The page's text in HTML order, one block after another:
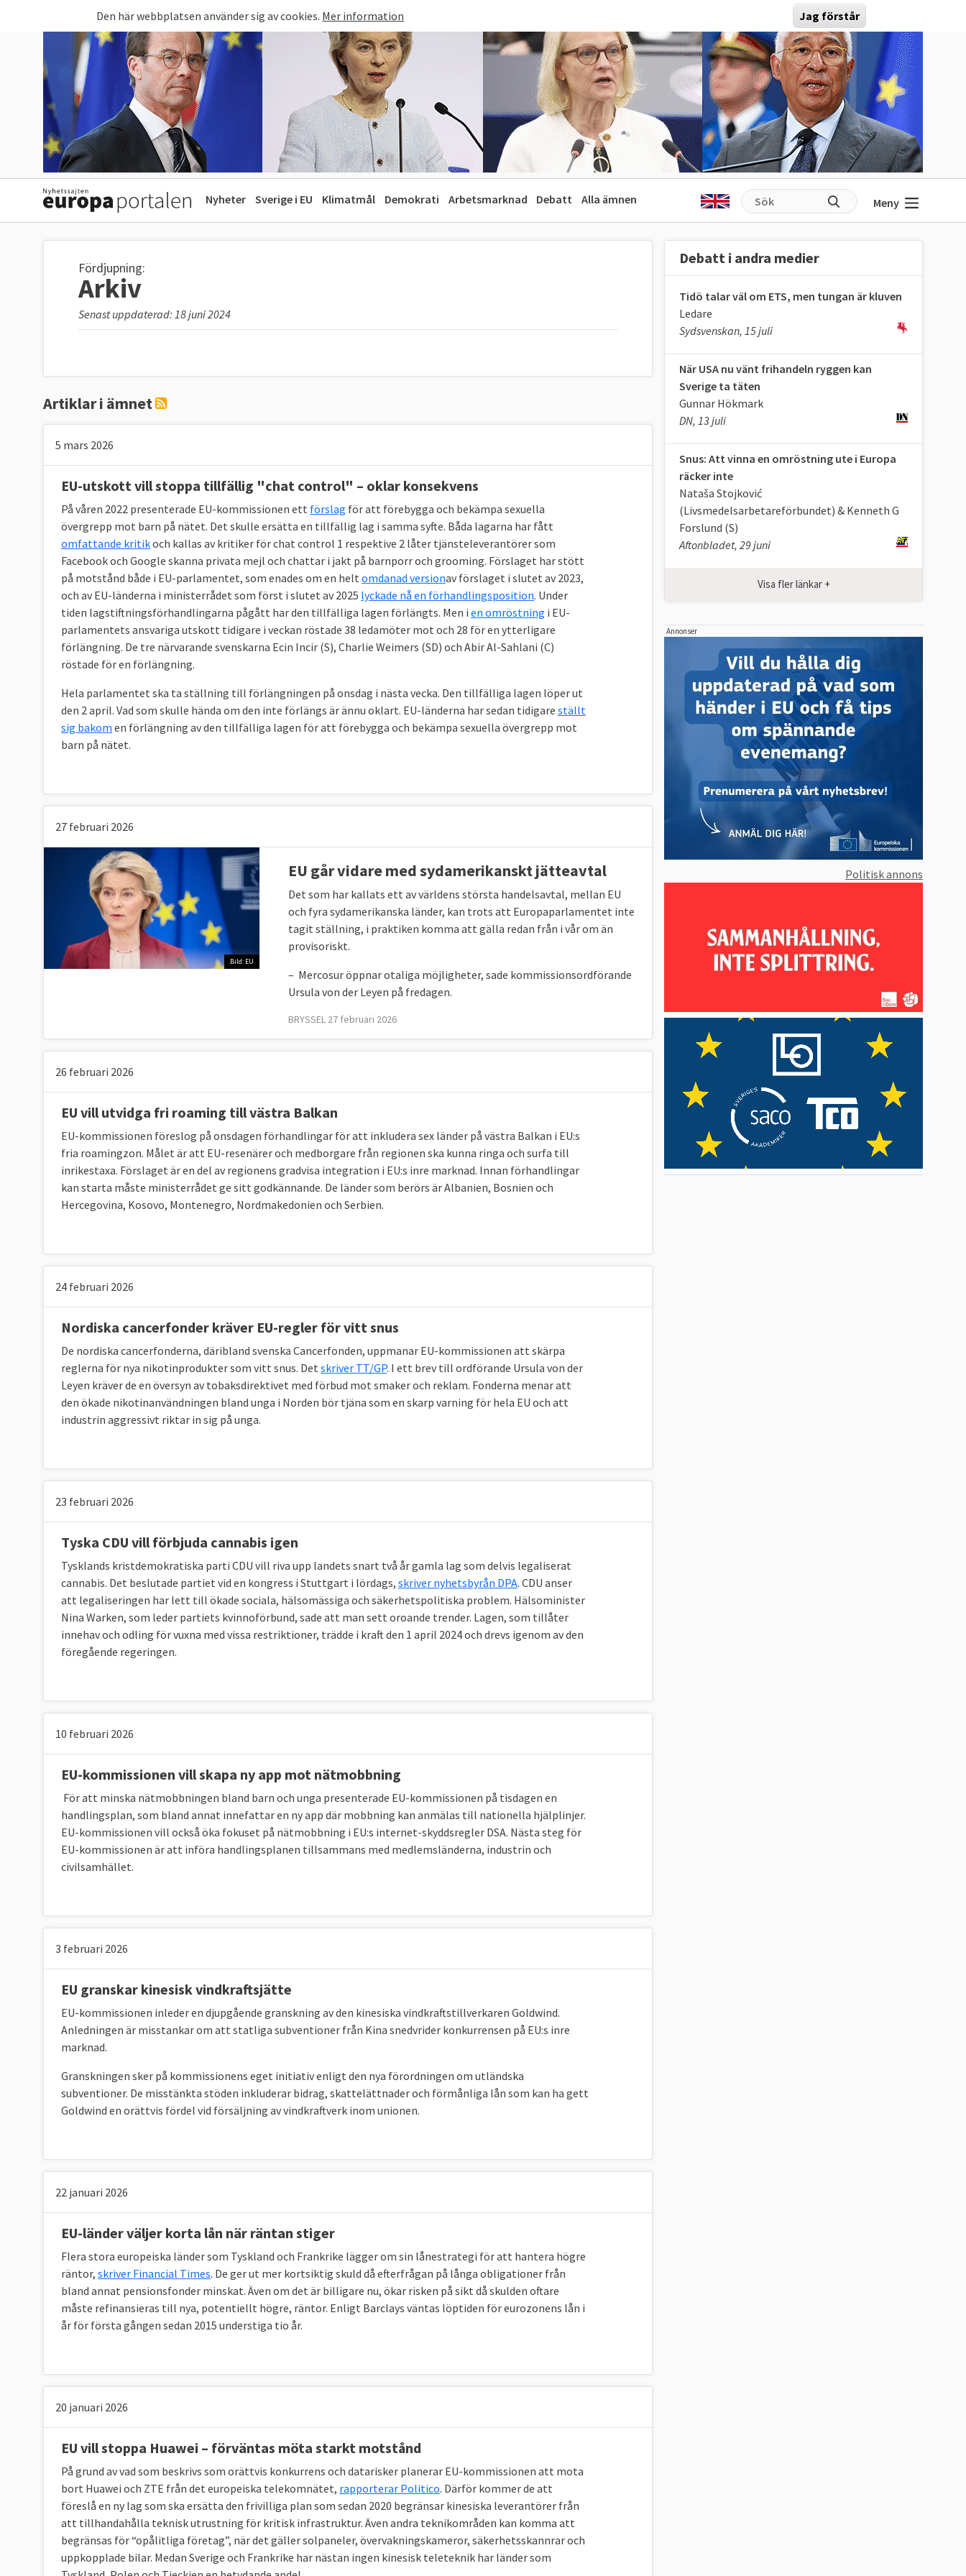
Den här webbplatsen använder sig av cookies. Mer information Jag förstår
Nyheter Sverige i EU Klimatmål Demokrati Arbetsmarknad Debatt Alla ämnen Meny
Fördjupning:
Arkiv
Senast uppdaterad: 18 juni 2024
Artiklar i ämnet
5 mars 2026
EU-utskott vill stoppa tillfällig "chat control" – oklar konsekvens
På våren 2022 presenterade EU-kommissionen ett förslag för att förebygga och bekämpa sexuella
övergrepp mot barn på nätet. Det skulle ersätta en tillfällig lag i samma syfte. Båda lagarna har fått
omfattande kritikoch kallas av kritiker för chat control 1 respektive 2 låter tjänsteleverantörer som
Facebook och Google skanna privata mejl och chattar i jakt på barnporr och grooming. Förslaget har stött
på motstånd både i EU-parlamentet, som enades om en helt omdanad versionav förslaget i slutet av 2023,
och av EU-länderna i ministerrådet som först i slutet av 2025 lyckade nå en förhandlingsposition. Under
tiden lagstiftningsförhandlingarna pågått har den tillfälliga lagen förlängts. Men i en omröstning i EU-
parlamentets ansvariga utskott tidigare i veckan röstade 38 ledamöter mot och 28 för en ytterligare
förlängning. De tre närvarande svenskarna Ecin Incir (S), Charlie Weimers (SD) och Abir Al-Sahlani (C)
röstade för en förlängning.
Hela parlamentet ska ta ställning till förlängningen på onsdag i nästa vecka. Den tillfälliga lagen löper ut
den 2 april. Vad som skulle hända om den inte förlängs är ännu oklart. EU-länderna har sedan tidigare ställt
sig bakom en förlängning av den tillfälliga lagen för att förebygga och bekämpa sexuella övergrepp mot
barn på nätet.
27 februari 2026
Bild: EU
EU går vidare med sydamerikanskt jätteavtal
Det som har kallats ett av världens största handelsavtal, mellan EU
och fyra sydamerikanska länder, kan trots att Europaparlamentet inte
tagit ställning, i praktiken komma att gälla redan från i vår om än
provisoriskt.
– Mercosur öppnar otaliga möjligheter, sade kommissionsordförande
Ursula von der Leyen på fredagen.
BRYSSEL 27 februari 2026
26 februari 2026
EU vill utvidga fri roaming till västra Balkan
EU-kommissionen föreslog på onsdagen förhandlingar för att inkludera sex länder på västra Balkan i EU:s
fria roamingzon. Målet är att EU-resenärer och medborgare från regionen ska kunna ringa och surfa till
inrikestaxa. Förslaget är en del av regionens gradvisa integration i EU:s inre marknad. Innan förhandlingar
kan starta måste ministerrådet ge sitt godkännande. De länder som berörs är Albanien, Bosnien och
Hercegovina, Kosovo, Montenegro, Nordmakedonien och Serbien.
24 februari 2026
Nordiska cancerfonder kräver EU-regler för vitt snus
De nordiska cancerfonderna, däribland svenska Cancerfonden, uppmanar EU-kommissionen att skärpa
reglerna för nya nikotinprodukter som vitt snus. Det skriver TT/GP. I ett brev till ordförande Ursula von der
Leyen kräver de en översyn av tobaksdirektivet med förbud mot smaker och reklam. Fonderna menar att
den ökade nikotinanvändningen bland unga i Norden bör tjäna som en skarp varning för hela EU och att
industrin aggressivt riktar in sig på unga.
23 februari 2026
Tyska CDU vill förbjuda cannabis igen
Tysklands kristdemokratiska parti CDU vill riva upp landets snart två år gamla lag som delvis legaliserat
cannabis. Det beslutade partiet vid en kongress i Stuttgart i lördags, skriver nyhetsbyrån DPA. CDU anser
att legaliseringen har lett till ökade sociala, hälsomässiga och säkerhetspolitiska problem. Hälsominister
Nina Warken, som leder partiets kvinnoförbund, sade att man sett oroande trender. Lagen, som tillåter
innehav och odling för vuxna med vissa restriktioner, trädde i kraft den 1 april 2024 och drevs igenom av den
föregående regeringen.
10 februari 2026
EU-kommissionen vill skapa ny app mot nätmobbning
För att minska nätmobbningen bland barn och unga presenterade EU-kommissionen på tisdagen en
handlingsplan, som bland annat innefattar en ny app där mobbning kan anmälas till nationella hjälplinjer.
EU-kommissionen vill också öka fokuset på nätmobbning i EU:s internet-skyddsregler DSA. Nästa steg för
EU-kommissionen är att införa handlingsplanen tillsammans med medlemsländerna, industrin och
civilsamhället.
3 februari 2026
EU granskar kinesisk vindkraftsjätte
EU-kommissionen inleder en djupgående granskning av den kinesiska vindkraftstillverkaren Goldwind.
Anledningen är misstankar om att statliga subventioner från Kina snedvrider konkurrensen på EU:s inre
marknad.
Granskningen sker på kommissionens eget initiativ enligt den nya förordningen om utländska
subventioner. De misstänkta stöden inkluderar bidrag, skattelättnader och förmånliga lån som kan ha gett
Goldwind en orättvis fördel vid försäljning av vindkraftverk inom unionen.
22 januari 2026
EU-länder väljer korta lån när räntan stiger
Flera stora europeiska länder som Tyskland och Frankrike lägger om sin lånestrategi för att hantera högre
räntor, skriver Financial Times. De ger ut mer kortsiktig skuld då efterfrågan på långa obligationer från
bland annat pensionsfonder minskat. Även om det är billigare nu, ökar risken på sikt då skulden oftare
måste refinansieras till nya, potentiellt högre, räntor. Enligt Barclays väntas löptiden för eurozonens lån i
år för första gången sedan 2015 understiga tio år.
20 januari 2026
EU vill stoppa Huawei – förväntas möta starkt motstånd
På grund av vad som beskrivs som orättvis konkurrens och datarisker planerar EU-kommissionen att mota
bort Huawei och ZTE från det europeiska telekomnätet, rapporterar Politico. Därför kommer de att
föreslå en ny lag som ska ersätta den frivilliga plan som sedan 2020 begränsar kinesiska leverantörer från
att tillhandahålla teknisk utrustning för kritisk infrastruktur. Även andra teknikområden kan komma att
begränsas för “opålitliga företag”, när det gäller solpaneler, övervakningskameror, säkerhetsskannrar och
uppkopplade bilar. Medan Sverige och Frankrike har nästan ingen kinesisk teleteknik har länder som
Debatt i andra medier
Tidö talar väl om ETS, men tungan är kluven
Ledare
Sydsvenskan, 15 juli
När USA nu vänt frihandeln ryggen kan
Sverige ta täten
Gunnar Hökmark
DN, 13 juli
Snus: Att vinna en omröstning ute i Europa
räcker inte
Nataša Stojković
(Livsmedelsarbetareförbundet) & Kenneth G
Forslund (S)
Aftonbladet, 29 juni
Visa fler länkar +
Annonser
Politisk annons